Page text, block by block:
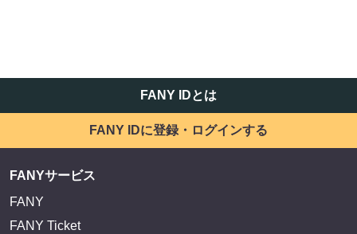
FANY IDとは
FANY IDに登録・ログインする
FANYサービス
FANY
FANY Ticket